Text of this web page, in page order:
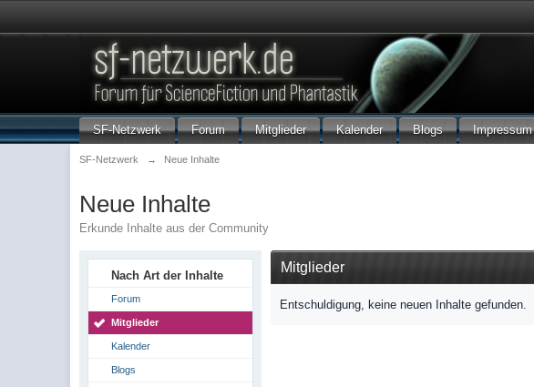
SF-Netzwerk Forum Mitglieder Kalender Blogs Impressum
SF-Netzwerk → Neue Inhalte
Neue Inhalte
Erkunde Inhalte aus der Community
Nach Art der Inhalte
Forum
Mitglieder
Kalender
Blogs
Mitglieder
Entschuldigung, keine neuen Inhalte gefunden.